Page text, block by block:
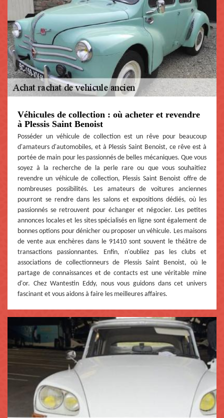
Véhicules de collection : où acheter et revendre
à Plessis Saint Benoist
Posséder un véhicule de collection est un rêve pour beaucoup
d'amateurs d'automobiles, et à Plessis Saint Benoist, ce rêve est à
portée de main pour les passionnés de belles mécaniques. Que vous
soyez à la recherche de la perle rare ou que vous souhaitiez
revendre un véhicule de collection, Plessis Saint Benoist offre de
nombreuses possibilités. Les amateurs de voitures anciennes
pourront se rendre dans les salons et expositions dédiés, où les
passionnés se retrouvent pour échanger et négocier. Les petites
annonces locales et les sites spécialisés en ligne sont également de
bonnes options pour dénicher ou proposer un véhicule. Les maisons
de vente aux enchères dans le 91410 sont souvent le théâtre de
transactions passionnantes. Enfin, n'oubliez pas les clubs et
associations de collectionneurs de Plessis Saint Benoist, où le
partage de connaissances et de contacts est une véritable mine
d'or. Chez Wantestin Eddy, nous vous guidons dans cet univers
fascinant et vous aidons à faire les meilleures affaires.